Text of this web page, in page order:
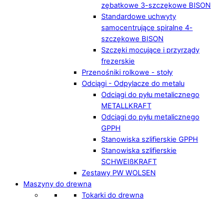
zębatkowe 3-szczękowe BISON
Standardowe uchwyty
samocentrujące spiralne 4-
szczękowe BISON
Szczęki mocujące i przyrządy
frezerskie
Przenośniki rolkowe - stoły
Odciągi - Odpylacze do metalu
Odciągi do pyłu metalicznego
METALLKRAFT
Odciągi do pyłu metalicznego
GPPH
Stanowiska szlifierskie GPPH
Stanowiska szlifierskie
SCHWEIßKRAFT
Zestawy PW WOLSEN
Maszyny do drewna
Tokarki do drewna